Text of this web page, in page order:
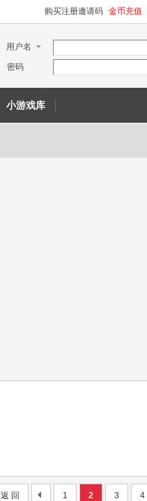
购买注册邀请码 金币充值
用户名
密码
小游戏库
1 2 3 4
返 回